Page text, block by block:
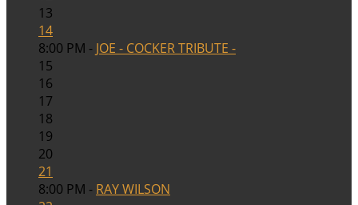
13
14
8:00 PM - JOE - COCKER TRIBUTE -
15
16
17
18
19
20
21
8:00 PM - RAY WILSON